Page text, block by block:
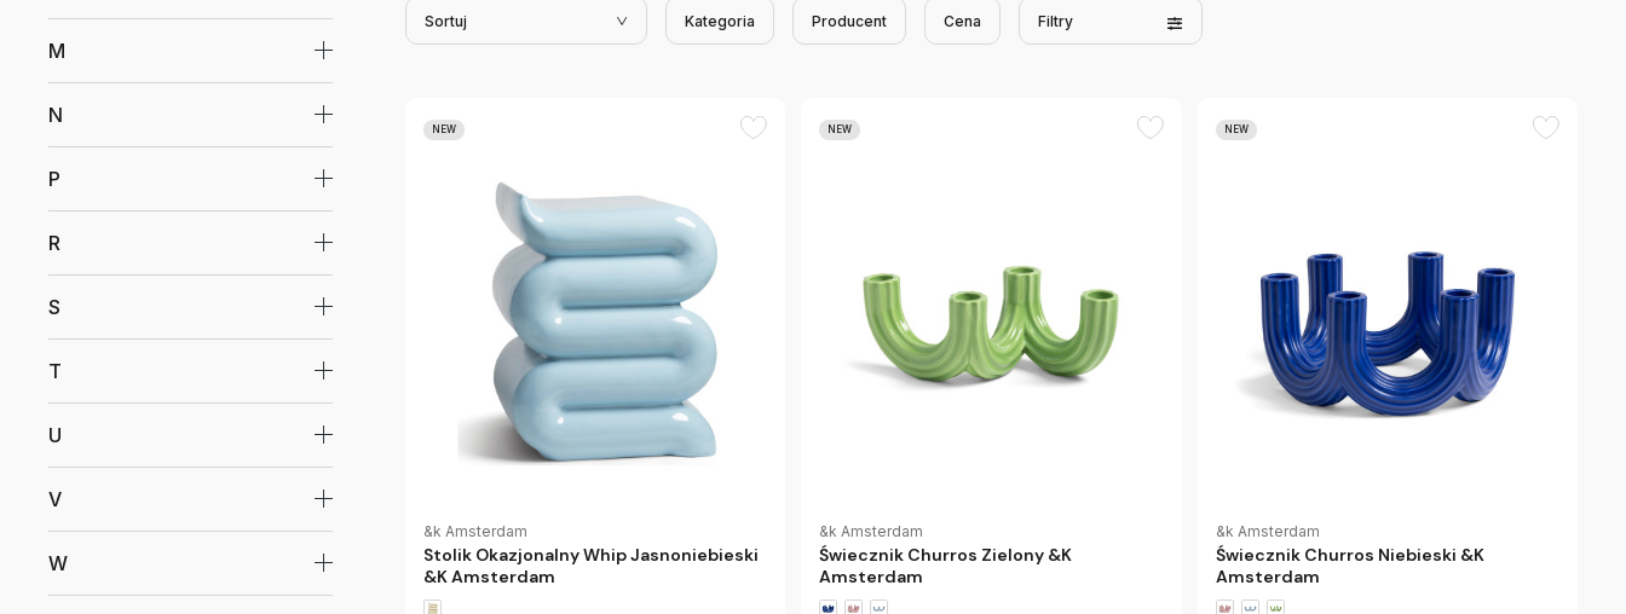
M
N
P
R
S
T
U
V
W
Sortuj Kategoria Producent Cena Filtry
NEW
&k Amsterdam
Stolik Okazjonalny Whip Jasnoniebieski
&K Amsterdam
NEW
&k Amsterdam
Świecznik Churros Zielony &K
Amsterdam
NEW
&k Amsterdam
Świecznik Churros Niebieski &K
Amsterdam